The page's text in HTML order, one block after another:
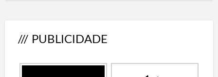
/// PUBLICIDADE